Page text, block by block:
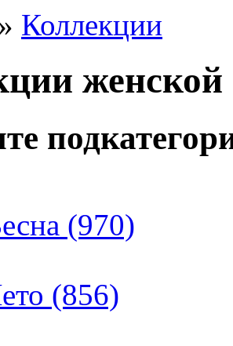
Коллекции
(970)
(856)